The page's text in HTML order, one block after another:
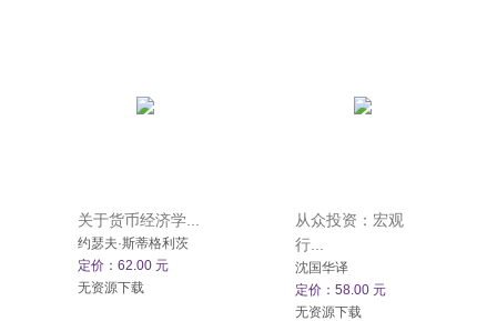
关于货币经济学...
约瑟夫·斯蒂格利茨
定价：62.00 元
无资源下载
从众投资：宏观
行...
沈国华译
定价：58.00 元
无资源下载